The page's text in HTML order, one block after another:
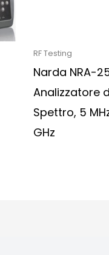
RF Testing
Narda NRA-
Analizzatore
Spettro, 5
GHz